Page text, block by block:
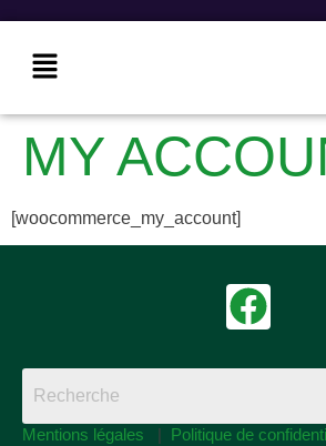
MY
[woocommerce_my_account]
Mentions légales | Politique de